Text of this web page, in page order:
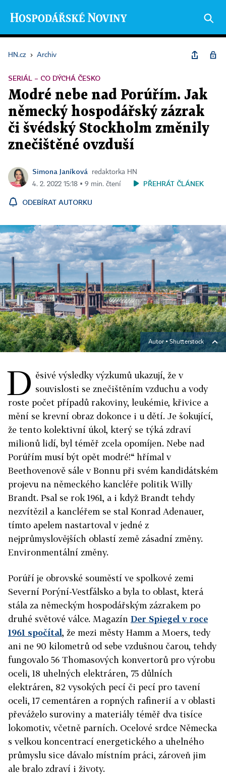
HN.cz › Archiv
SERIÁL – CO DÝCHÁ ČESKO
Modré nebe nad Porúřím. Jak
německý hospodářský zázrak
či švédský Stockholm změnily
znečištěné ovzduší
Simona Janíková
redaktorka HN
4. 2. 2022 15:18 ▪ 9 min. čtení
PŘEHRÁT ČLÁNEK
ODEBÍRAT AUTORKU
Autor ▪Shutterstock
D ěsivé výsledky výzkumů ukazují, že v
souvislosti se znečištěním vzduchu a vody
roste počet případů rakoviny, leukémie, křivice a
mění se krevní obraz dokonce i u dětí. Je šokující,
že tento kolektivní úkol, který se týká zdraví
milionů lidí, byl téměř zcela opomíjen. Nebe nad
Porúřím musí být opět modré!“ hřímal v
Beethovenově sále v Bonnu při svém kandidátském
projevu na německého kancléře politik Willy
Brandt. Psal se rok 1961, a i když Brandt tehdy
nezvítězil a kancléřem se stal Konrad Adenauer,
tímto apelem nastartoval v jedné z
nejprůmyslovějších oblastí země zásadní změny.
Environmentální změny.
Porúří je obrovské souměstí ve spolkové zemi
Severní Porýní-Vestfálsko a byla to oblast, která
stála za německým hospodářským zázrakem po
druhé světové válce. Magazín Der Spiegel v roce
1961 spočítal, že mezi městy Hamm a Moers, tedy
ani ne 90 kilometrů od sebe vzdušnou čarou, tehdy
fungovalo 56 Thomasových konvertorů pro výrobu
oceli, 18 uhelných elektráren, 75 důlních
elektráren, 82 vysokých pecí či pecí pro tavení
oceli, 17 cementáren a ropných rafinerií a v oblasti
převáželo suroviny a materiály téměř dva tisíce
lokomotiv, včetně parních. Ocelové srdce Německa
s velkou koncentrací energetického a uhelného
průmyslu sice dávalo místním práci, zároveň jim
ale bralo zdraví i životy.